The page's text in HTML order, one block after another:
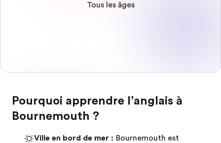
Tous les âges
Pourquoi apprendre l’anglais à
Bournemouth ?
Ville en bord de mer : Bournemouth est